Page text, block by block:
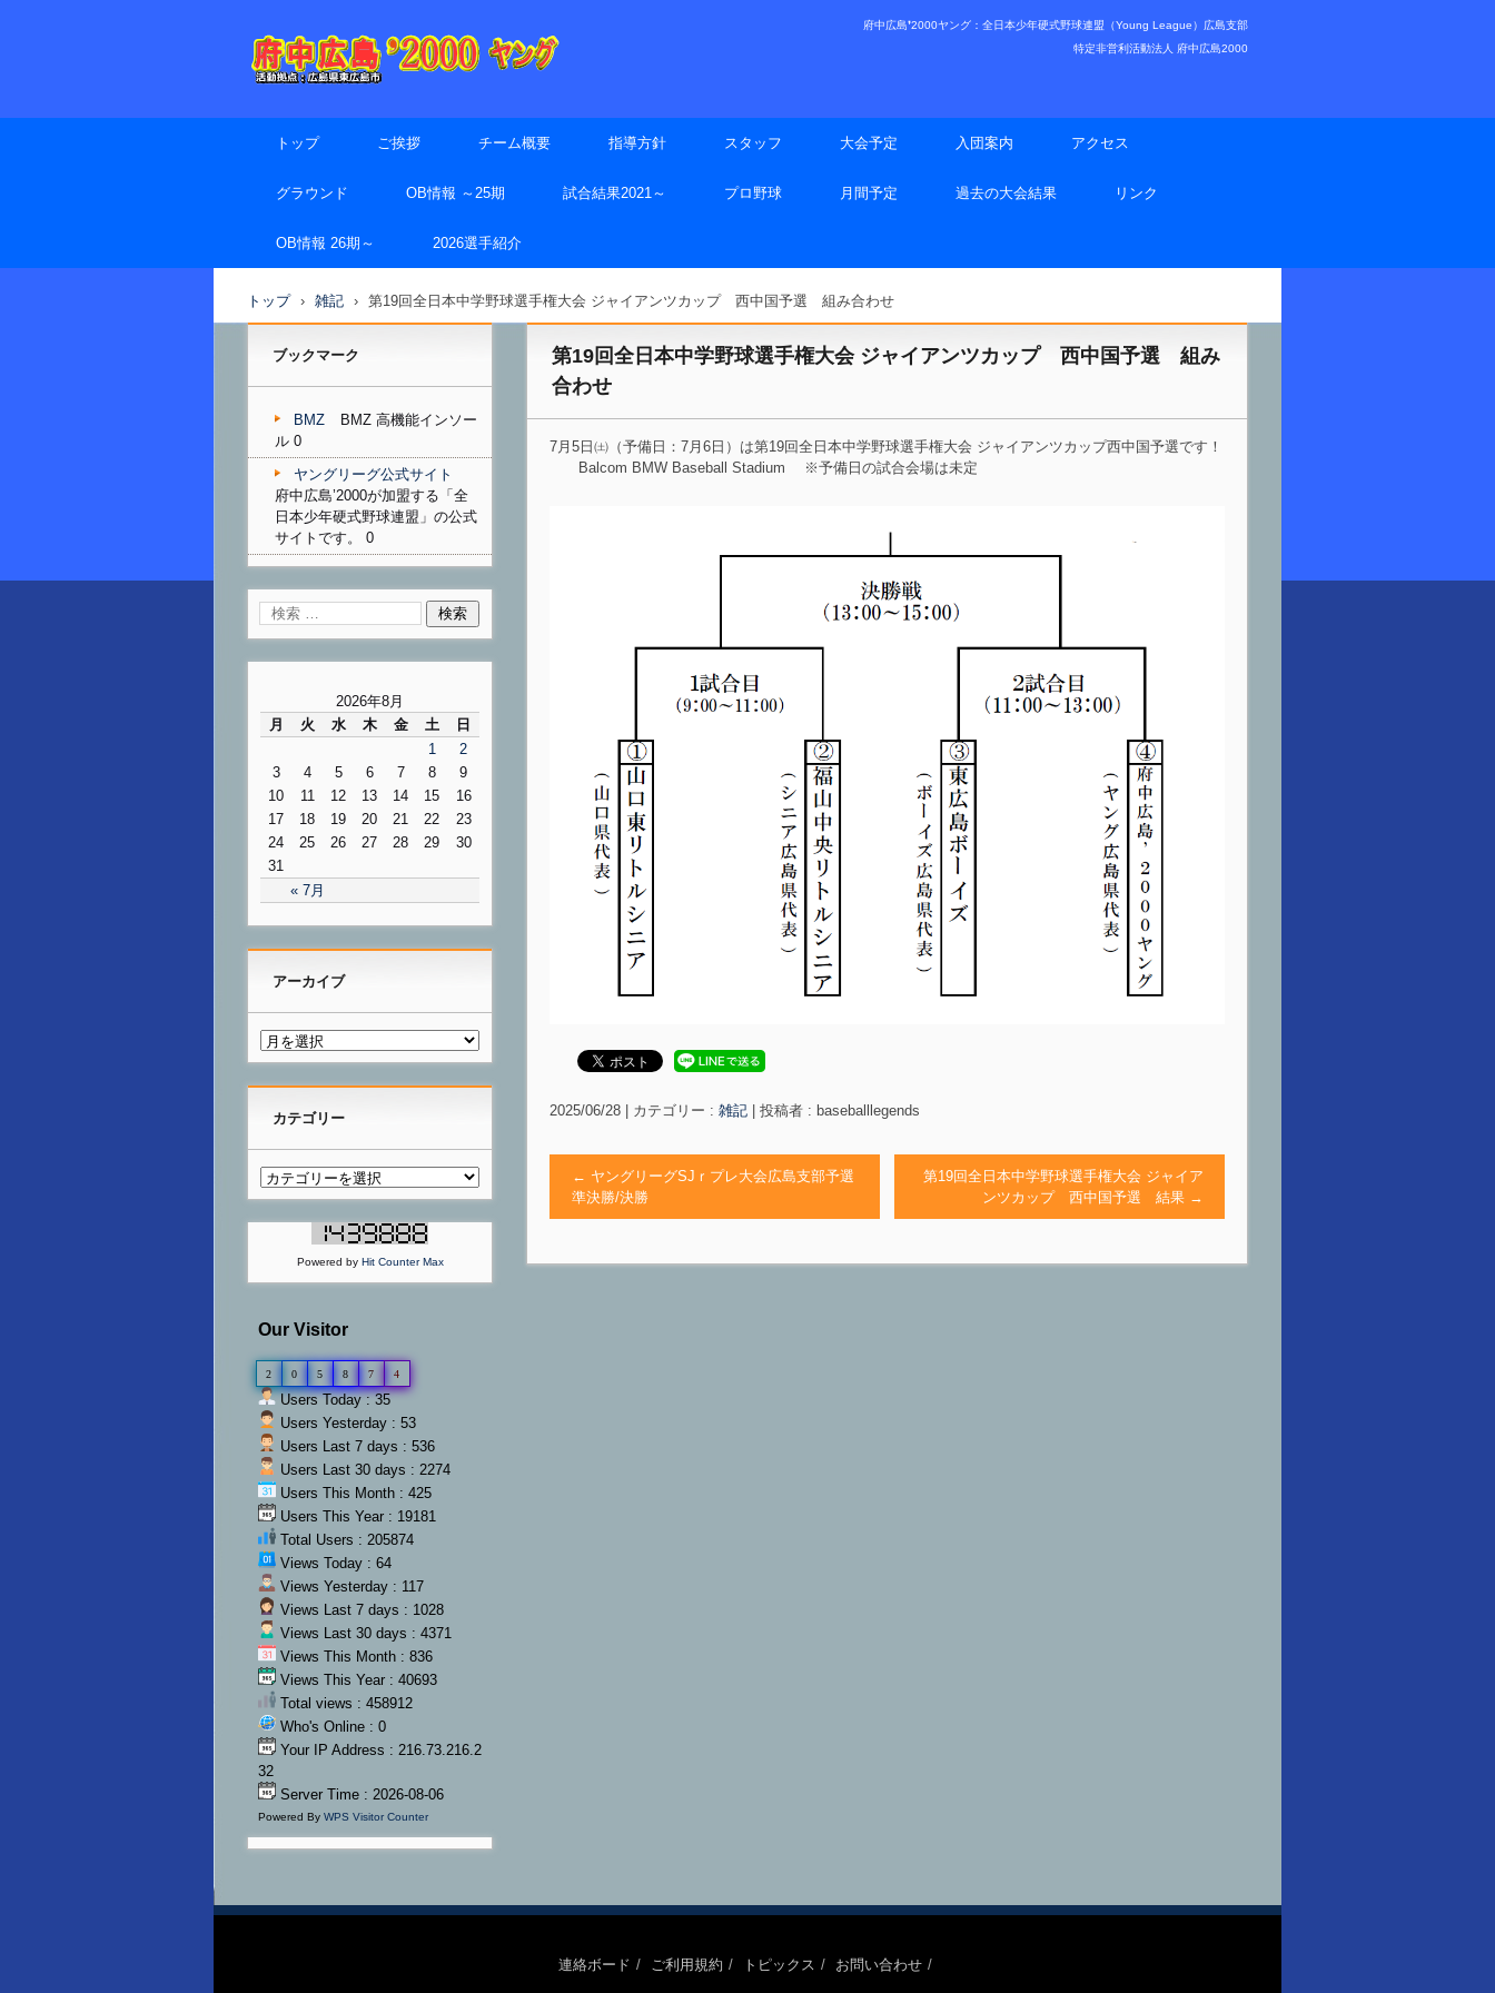
府中広島❜2000ヤング：全日本少年硬式野球連盟（Young League）広島支部
特定非営利活動法人 府中広島2000
トップ ご挨拶 チーム概要 指導方針 スタッフ 大会予定 入団案内 アクセス
グラウンド OB情報 ～25期 試合結果2021～ プロ野球 月間予定 過去の大会結果 リンク
OB情報 26期～ 2026選手紹介
トップ › 雑記 › 第19回全日本中学野球選手権大会 ジャイアンツカップ 西中国予選 組み合わせ
第19回全日本中学野球選手権大会 ジャイアンツカップ 西中国予選 組み
合わせ
7月5日㈯（予備日：7月6日）は第19回全日本中学野球選手権大会 ジャイアンツカップ西中国予選です！
Balcom BMW Baseball Stadium ※予備日の試合会場は未定
2025/06/28 カテゴリー : 雑記 投稿者 : baseballlegends
← ヤングリーグSJｒプレ大会広島支部予選
準決勝/決勝
第19回全日本中学野球選手権大会 ジャイア
ンツカップ 西中国予選 結果 →
ブックマーク
BMZ
BMZ 高機能インソー
ル 0
ヤングリーグ公式サイト
府中広島’2000が加盟する「全
日本少年硬式野球連盟」の公式
サイトです。 0
2026年8月
月
火 水 木 金 土 日
« 7月
1
2
3
4 5 6 7 8
9
10
11 12 13 14 15
16
17
18 19 20 21 22
23
24
25 26 27 28 29
30
31
アーカイブ
カテゴリー
Powered by Hit Counter Max
Our Visitor
2 0 5 8 7 4
Users Today : 35
Users Yesterday : 53
Users Last 7 days : 536
Users Last 30 days : 2274
Users This Month : 425
Users This Year : 19181
Total Users : 205874
Views Today : 64
Views Yesterday : 117
Views Last 7 days : 1028
Views Last 30 days : 4371
Views This Month : 836
Views This Year : 40693
Total views : 458912
Who's Online : 0
Your IP Address : 216.73.216.2
32
Server Time : 2026-08-06
Powered By WPS Visitor Counter
連絡ボード ご利用規約 トピックス お問い合わせ